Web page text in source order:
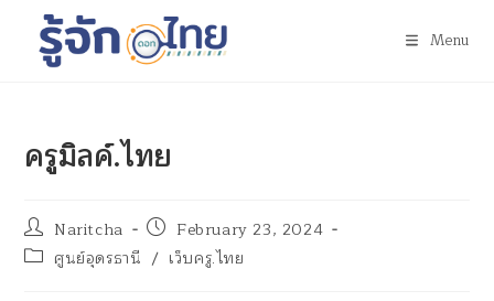
Menu
ครูมิลค์.ไทย
Naritcha
February 23, 2024
ศูนย์อุดรธานี / เว็บครู.ไทย